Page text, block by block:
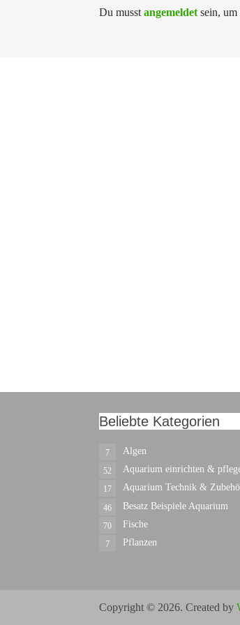
Du musst angemeldet sein, um
Beliebte Kategorien
Algen
7
Aquarium einrichten &
52
Aquarium Technik &
17
Besatz Beispiele Aquarium
46
Fische
70
Pflanzen
7
Copyright © 2026. Created by